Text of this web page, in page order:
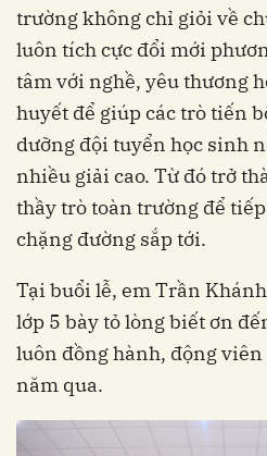
trường không chỉ giỏi về
luôn tích cực đổi mới
tâm với nghề, yêu thương
huyết để giúp các trò tiến
dưỡng đội tuyển học sinh
nhiều giải cao. Từ đó trở
thầy trò toàn trường để
chặng đường sắp tới.
Tại buổi lễ, em Trần
lớp 5 bày tỏ lòng biết ơn
luôn đồng hành, động viên
năm qua.